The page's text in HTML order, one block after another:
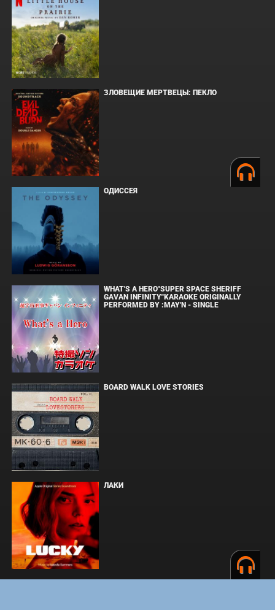
ЗЛОВЕЩИЕ МЕРТВЕЦЫ: ПЕКЛО
ОДИССЕЯ
WHAT'S A HERO"SUPER SPACE SHERIFF
GAVAN INFINITY"KARAOKE ORIGINALLY
PERFORMED BY :MAY'N - SINGLE
BOARD WALK LOVE STORIES
ЛАКИ